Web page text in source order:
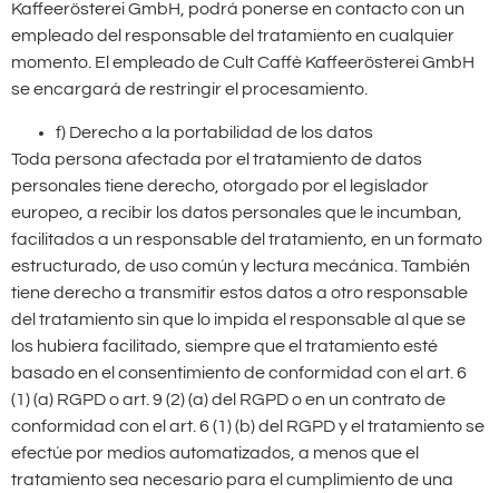
Kaffeerösterei GmbH, podrá ponerse en contacto con un
empleado del responsable del tratamiento en cualquier
momento. El empleado de Cult Caffè Kaffeerösterei GmbH
se encargará de restringir el procesamiento.
f) Derecho a la portabilidad de los datos
Toda persona afectada por el tratamiento de datos
personales tiene derecho, otorgado por el legislador
europeo, a recibir los datos personales que le incumban,
facilitados a un responsable del tratamiento, en un formato
estructurado, de uso común y lectura mecánica. También
tiene derecho a transmitir estos datos a otro responsable
del tratamiento sin que lo impida el responsable al que se
los hubiera facilitado, siempre que el tratamiento esté
basado en el consentimiento de conformidad con el art. 6
(1) (a) RGPD o art. 9 (2) (a) del RGPD o en un contrato de
conformidad con el art. 6 (1) (b) del RGPD y el tratamiento se
efectúe por medios automatizados, a menos que el
tratamiento sea necesario para el cumplimiento de una